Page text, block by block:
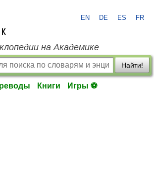
EN DE ES FR
на Академике
Найти!
Книги Игры ⚽